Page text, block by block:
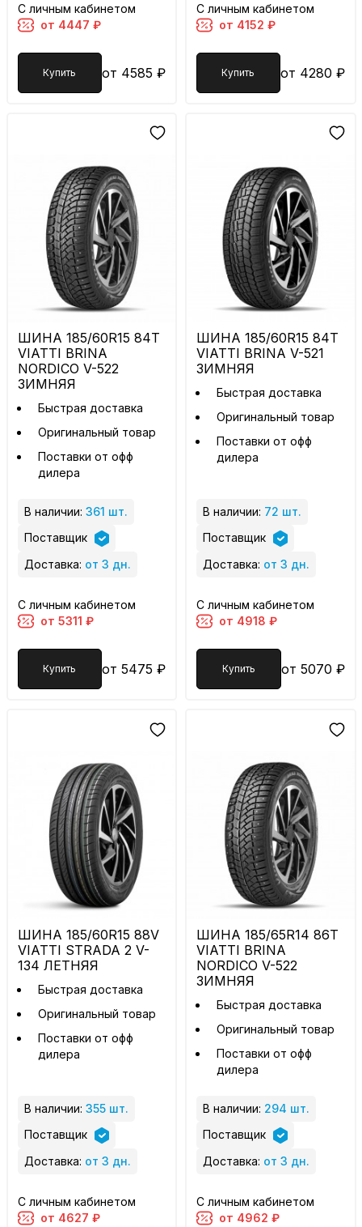
С личным кабинетом
от 4447 ₽
Купить от 4585 ₽
С личным кабинетом
от 4152 ₽
Купить от 4280 ₽
ШИНА 185/60R15 84T
VIATTI BRINA
NORDICO V-522
ЗИМНЯЯ
Быстрая доставка
Оригинальный товар
Поставки от офф
дилера
В наличии: 361 шт.
Поставщик
Доставка: от 3 дн.
С личным кабинетом
от 5311 ₽
Купить от 5475 ₽
ШИНА 185/60R15 84T
VIATTI BRINA V-521
ЗИМНЯЯ
Быстрая доставка
Оригинальный товар
Поставки от офф
дилера
В наличии: 72 шт.
Поставщик
Доставка: от 3 дн.
С личным кабинетом
от 4918 ₽
Купить от 5070 ₽
ШИНА 185/60R15 88V
VIATTI STRADA 2 V-
134 ЛЕТНЯЯ
Быстрая доставка
Оригинальный товар
Поставки от офф
дилера
В наличии: 355 шт.
Поставщик
Доставка: от 3 дн.
С личным кабинетом
от 4627 ₽
ШИНА 185/65R14 86T
VIATTI BRINA
NORDICO V-522
ЗИМНЯЯ
Быстрая доставка
Оригинальный товар
Поставки от офф
дилера
В наличии: 294 шт.
Поставщик
Доставка: от 3 дн.
С личным кабинетом
от 4962 ₽